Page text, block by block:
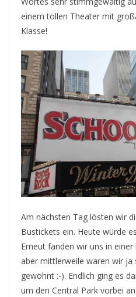
einem tollen Theater mit
Klasse!
Am nächsten Tag lösten wir
Bustickets ein. Heute würde
Erneut fanden wir uns in
aber mittlerweile waren wir ja
gewöhnt :-). Endlich ging es
um den Central Park vorbei